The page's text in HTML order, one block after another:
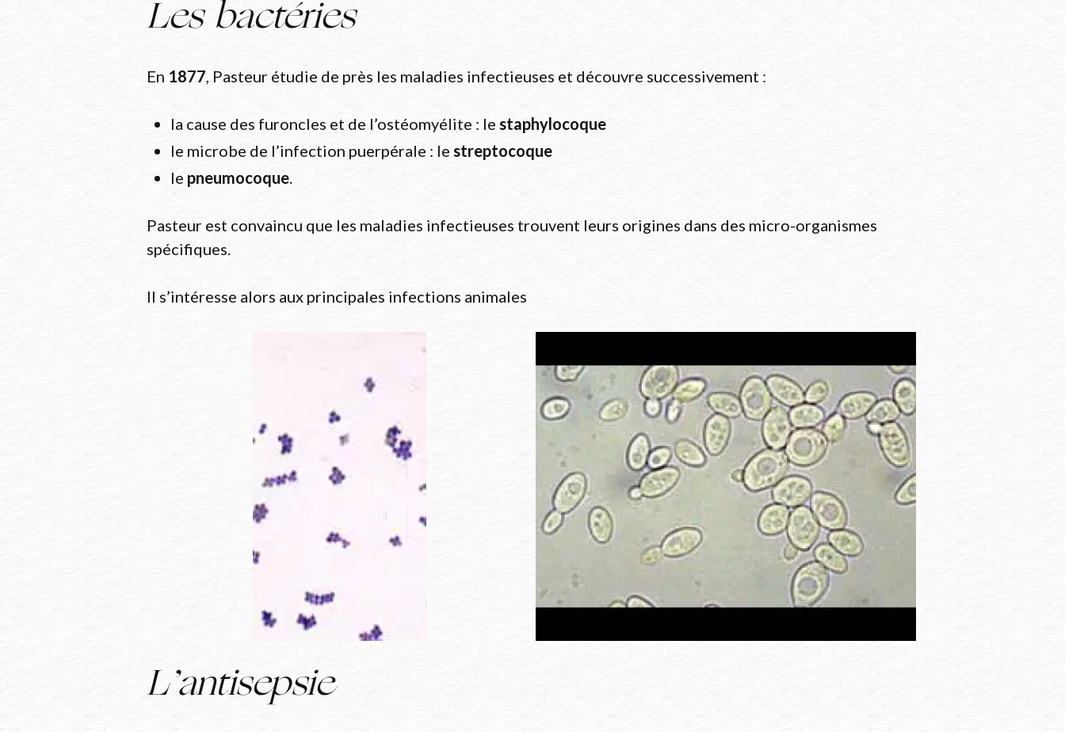
Les bactéries
En 1877, Pasteur étudie de près les maladies infectieuses et découvre successivement :
la cause des furoncles et de l’ostéomyélite : le staphylocoque
le microbe de l’infection puerpérale : le streptocoque
le pneumocoque.
Pasteur est convaincu que les maladies infectieuses trouvent leurs origines dans des micro-organismes
spécifiques.
Il s’intéresse alors aux principales infections animales
L’antisepsie